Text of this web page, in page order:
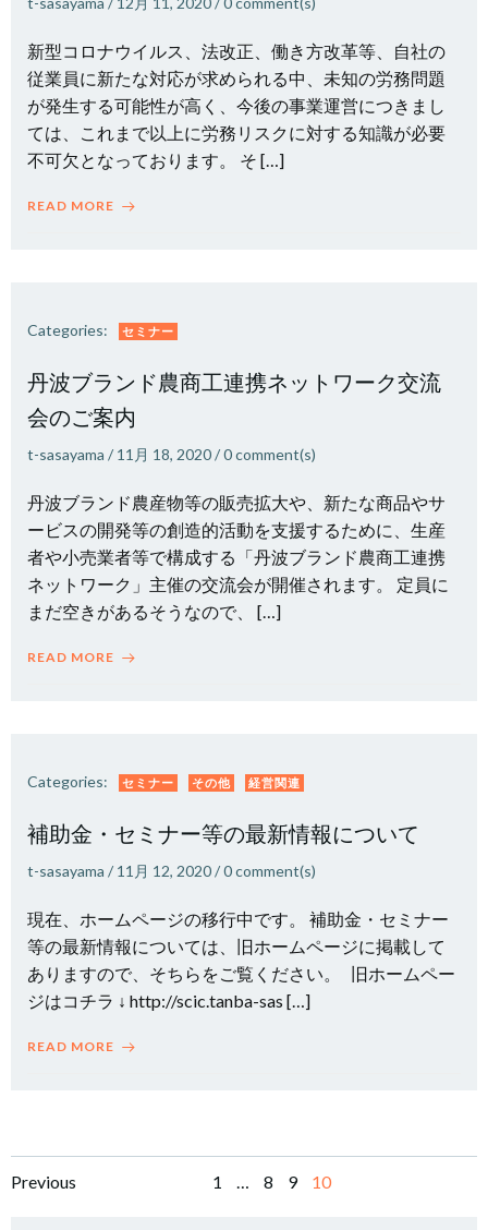
新型コロナウイルス、法改正、働き方改革等、自社の
従業員に新たな対応が求められる中、未知の労務問題
が発生する可能性が高く、今後の事業運営につきまし
ては、これまで以上に労務リスクに対する知識が必要
不可欠となっております。 そ […]
READ MORE
Categories: セミナー
丹波ブランド農商工連携ネットワーク交流
会のご案内
t-sasayama / 11月 18, 2020/0comment(s)
丹波ブランド農産物等の販売拡大や、新たな商品やサ
ービスの開発等の創造的活動を支援するために、生産
者や小売業者等で構成する「丹波ブランド農商工連携
ネットワーク」主催の交流会が開催されます。 定員に
まだ空きがあるそうなので、 […]
READ MORE
Categories: セミナー その他 経営関連
補助金・セミナー等の最新情報について
t-sasayama / 11月 12, 2020/0comment(s)
現在、ホームページの移行中です。 補助金・セミナー
等の最新情報については、旧ホームページに掲載して
ありますので、そちらをご覧ください。 旧ホームペー
ジはコチラ ↓ http://scic.tanba-sas […]
READ MORE
Posts
Previous Page
1 … Page
8 Page
9 Page
10